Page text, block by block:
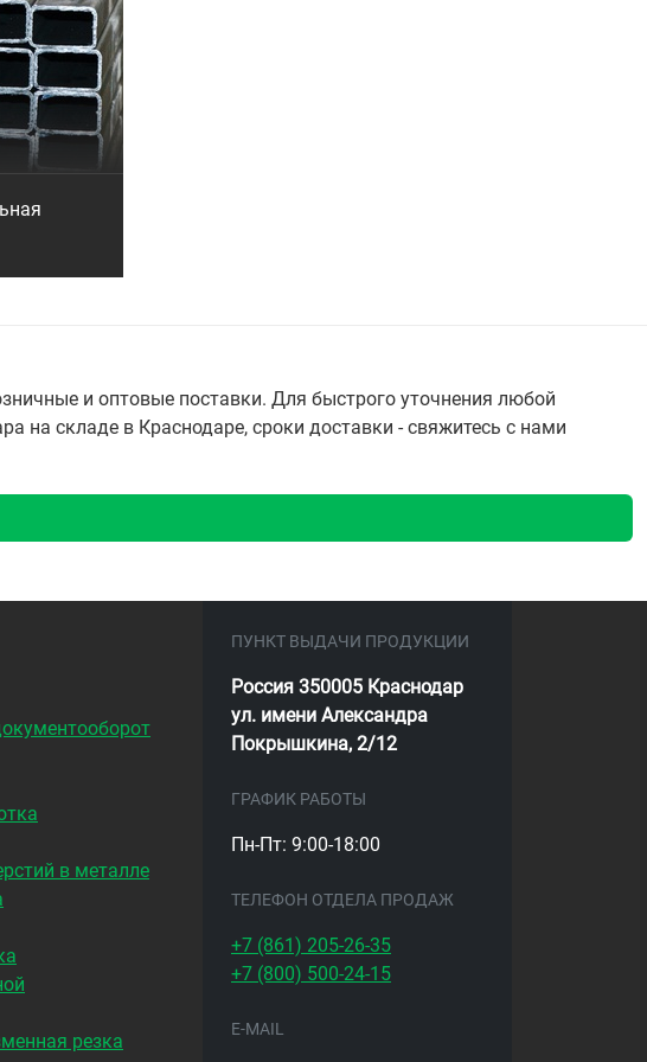
и оптовые поставки. Для быстрого уточнения любой
на складе в Краснодаре, сроки доставки - свяжитесь с нами
в металле
резка
ПУНКТ ВЫДАЧИ ПРОДУКЦИИ
Россия 350005 Краснодар
ул. имени Александра
Покрышкина, 2/12
ГРАФИК РАБОТЫ
Пн-Пт: 9:00-18:00
ТЕЛЕФОН ОТДЕЛА ПРОДАЖ
+7 (861) 205-26-35
+7 (800) 500-24-15
E-MAIL